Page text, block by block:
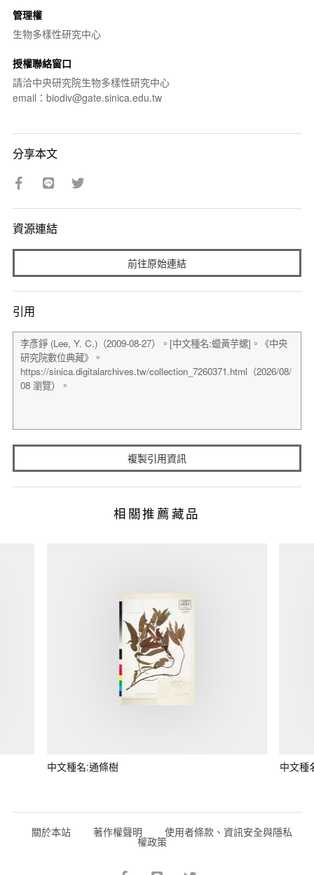
管理權
生物多樣性研究中心
授權聯絡窗口
請洽中央研究院生物多樣性研究中心
email：biodiv@gate.sinica.edu.tw
分享本文
資源連結
前往原始連結
引用
複製引用資訊
相關推薦藏品
中文種名:通條樹 中文種
關於本站 著作權聲明 使用者條款、資訊安全與隱私
權政策